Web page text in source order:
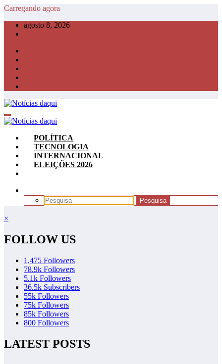
Pular
conteúdo
Carregando agora
agosto 8, 2026
POLÍTICA
TECNOLOGIA
INTERNACIONAL
ELEIÇÕES 2026
×
FOLLOW US
1,475 Followers
78.9k Followers
5.1k Followers
36.5k Subscribers
55k Followers
75k Followers
85k Followers
800 Followers
LATEST POSTS